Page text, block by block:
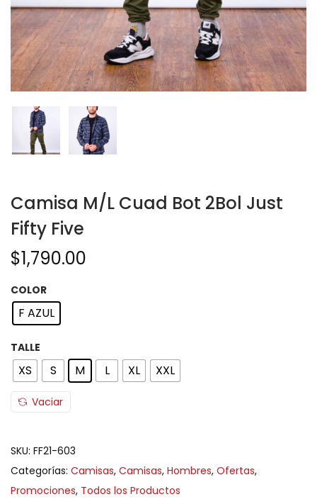
Camisa M/L Cuad Bot 2Bol Just
Fifty Five
$1,790.00
COLOR
F AZUL
TALLE
XS S M L XL XXL
Vaciar
SKU: FF21-603
Categorías: Camisas, Camisas, Hombres, Ofertas,
Promociones, Todos los Productos